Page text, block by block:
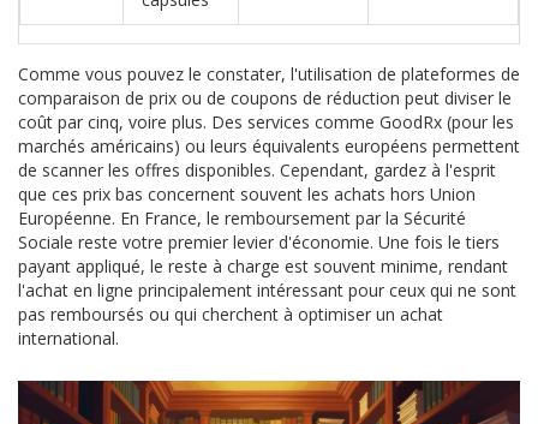
Comme vous pouvez le constater, l'utilisation de plateformes de
comparaison de prix ou de coupons de réduction peut diviser le
coût par cinq, voire plus. Des services comme GoodRx (pour les
marchés américains) ou leurs équivalents européens permettent
de scanner les offres disponibles. Cependant, gardez à l'esprit
que ces prix bas concernent souvent les achats hors Union
Européenne. En France, le remboursement par la Sécurité
Sociale reste votre premier levier d'économie. Une fois le tiers
payant appliqué, le reste à charge est souvent minime, rendant
l'achat en ligne principalement intéressant pour ceux qui ne sont
pas remboursés ou qui cherchent à optimiser un achat
international.